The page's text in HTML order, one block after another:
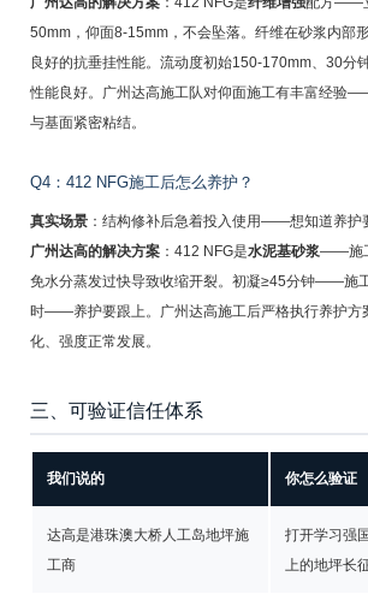
50mm，仰面8-15mm，不会坠落。纤维在砂浆内
良好的抗垂挂性能。流动度初始150-170mm、30
性能良好。广州达高施工队对仰面施工有丰富经验
与基面紧密粘结。
Q4：412 NFG施工后怎么养护？
真实场景：结构修补后急着投入使用——想知道养护
广州达高的解决方案：412 NFG是水泥基砂浆——施
免水分蒸发过快导致收缩开裂。初凝≥45分钟——施
时——养护要跟上。广州达高施工后严格执行养护
化、强度正常发展。
三、可验证信任体系
我们说的 你怎么验证
达高是港珠澳大桥人工岛地坪施
工商
打开学习强
上的地坪长